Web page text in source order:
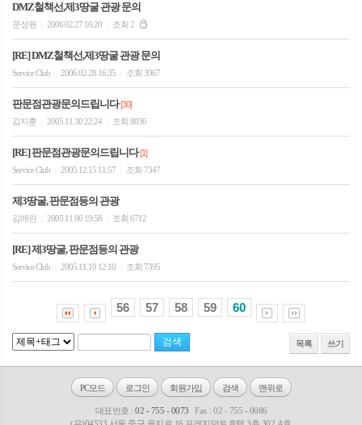
DMZ철책선,제3땅굴 관광 문의
문성원 2006.02.27 16:20 조회 2
[RE] DMZ철책선,제3땅굴 관광 문의
Service Club 2006.02.28 16:35 조회 3967
판문점관광문의드립니다[30]
김지훈
2005.11.30 22:24 조회 8036
[RE] 판문점관광문의드립니다[1]
Service Club
2005.12.15 11:57 조회 7347
제3땅굴, 판문점등의 관광
김애란 2005.11.06 19:58 조회 6712
[RE] 제3땅굴, 판문점등의 관광
Service Club 2005.11.10 12:10 조회 7395
56 57 58 59 60
목록 쓰기
PC모드 로그인 회원가입 검색 맨위로
대표번호 : 02 - 755 - 0073
Fax : 02 - 755 - 0086